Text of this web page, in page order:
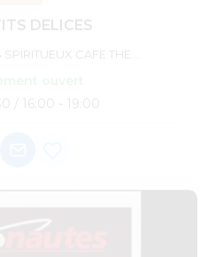
DELICES
CAFE THE....
/ 16:00 - 19:00